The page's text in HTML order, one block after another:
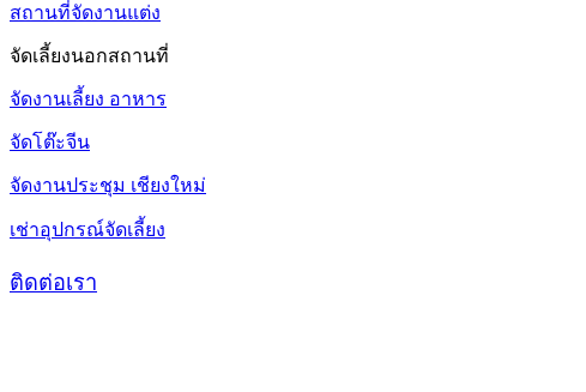
สถานที่จัดงานแต่ง
จัดเลี้ยงนอกสถานที่
จัดงานเลี้ยง อาหาร
จัดโต๊ะจีน
จัดงานประชุม เชียงใหม่
เช่าอุปกรณ์จัดเลี้ยง
ติดต่อเรา